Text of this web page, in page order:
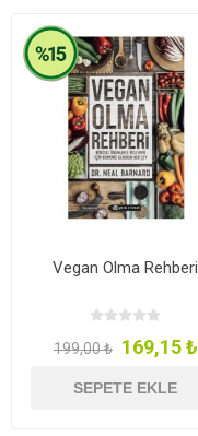
Vegan Olma Rehberi
199,00 ₺ 169,15 ₺
SEPETE EKLE